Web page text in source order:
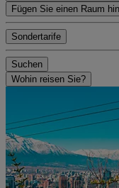
Fügen Sie einen Raum
Sondertarife
Suchen
Wohin reisen Sie?